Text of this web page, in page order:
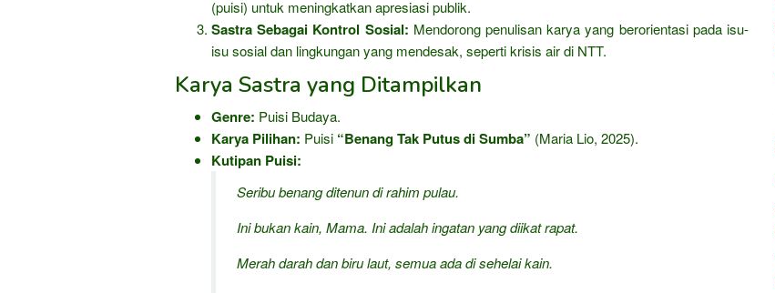
(puisi) untuk meningkatkan apresiasi publik.
Sastra Sebagai Kontrol Sosial: Mendorong penulisan karya yang berorientasi pada isu-
isu sosial dan lingkungan yang mendesak, seperti krisis air di NTT.
Karya Sastra yang Ditampilkan
Genre: Puisi Budaya.
Karya Pilihan: Puisi “Benang Tak Putus di Sumba” (Maria Lio, 2025).
Kutipan Puisi:
Seribu benang ditenun di rahim pulau.
Ini bukan kain, Mama. Ini adalah ingatan yang diikat rapat.
Merah darah dan biru laut, semua ada di sehelai kain.